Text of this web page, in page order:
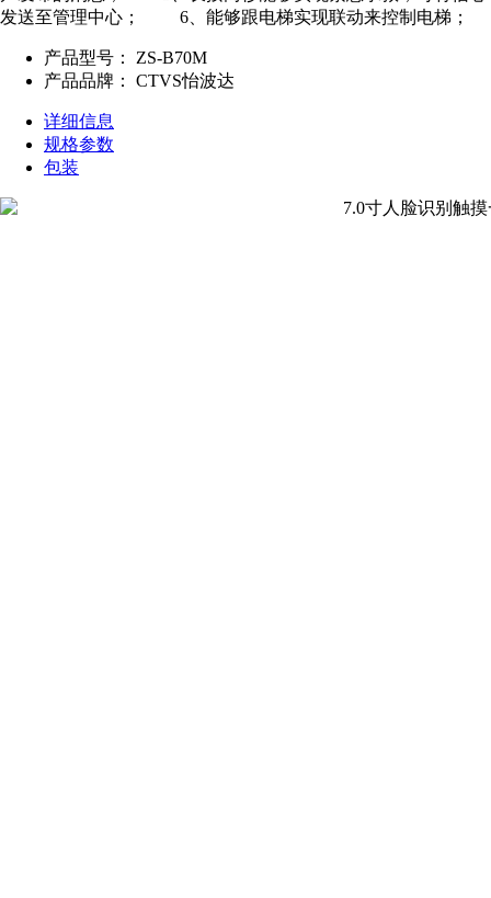
发送至管理中心； 6、能够跟电梯实现联动来控制电梯；
产品型号：
ZS-B70M
产品品牌：
CTVS怡波达
详细信息
规格参数
包装